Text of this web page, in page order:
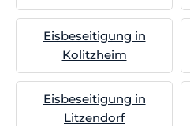
Eisbeseitigung in
Kolitzheim
Eisbeseitigung in
Litzendorf